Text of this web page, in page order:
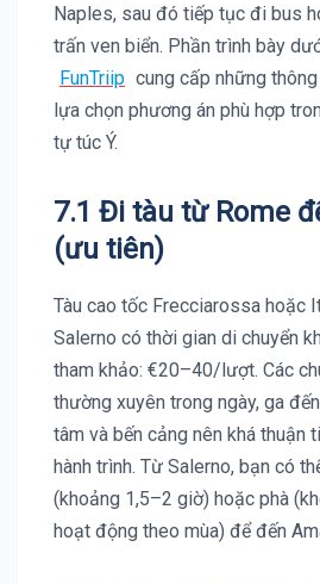
Naples, sau đó tiếp tục đi bus
trấn ven biển. Phần trình bày
FunTriip cung cấp những
lựa chọn phương án phù hợp
tự túc Ý.
7.1 Đi tàu từ Rome
(ưu tiên)
Tàu cao tốc Frecciarossa hoặc
Salerno có thời gian di chuyển
tham khảo: €20–40/lượt. Các
thường xuyên trong ngày, ga
tâm và bến cảng nên khá thuận
hành trình. Từ Salerno, bạn có
(khoảng 1,5–2 giờ) hoặc phà
hoạt động theo mùa) để đến